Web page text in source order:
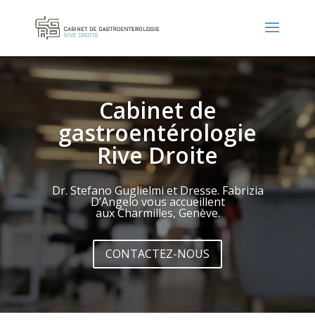
Cabinet de
gastroentérologie
Rive Droite
Dr. Stefano Guglielmi et Dresse. Fabrizia
D’Angelo vous accueillent
auxCharmilles, Genève.
CONTACTEZ-NOUS